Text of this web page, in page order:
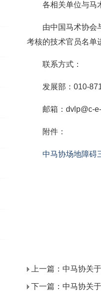
各相关单位与马
由中国马术协会
考核的技术官员名单
联系方式：
发展部：010-
邮箱：dvlp@c-
附件：
中马协场地障碍
上一篇： 中马协关
下一篇： 中马协关